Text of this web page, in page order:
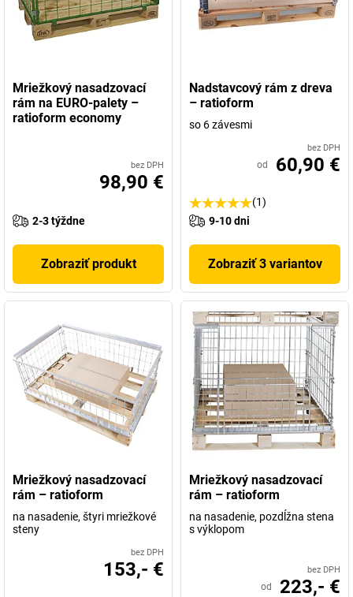
Mriežkový nasadzovací
rám na EURO-palety –
ratioform economy
bez DPH
98,90 €
2-3 týždne
Zobraziť produkt
Nadstavcový rám z dreva
– ratioform
so 6 závesmi
bez DPH
od 60,90 €
(1)
9-10 dni
Zobraziť 3 variantov
Mriežkový nasadzovací
rám – ratioform
na nasadenie, štyri mriežkové
steny
bez DPH
153,- €
Mriežkový nasadzovací
rám – ratioform
na nasadenie, pozdĺžna stena
s výklopom
bez DPH
od 223,- €